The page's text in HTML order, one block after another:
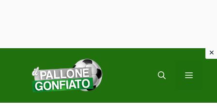
contenuto
MENU